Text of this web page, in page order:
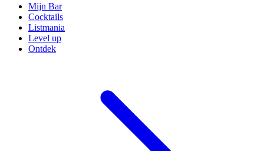
Mijn Bar
Cocktails
Listmania
Level up
Ontdek